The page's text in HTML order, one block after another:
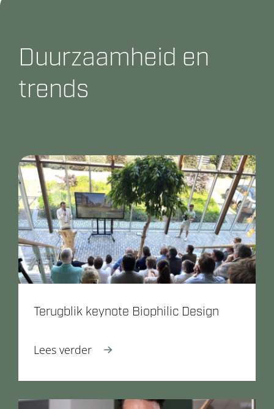
Duurzaamheid en
trends
Terugblik keynote Biophilic Design
Lees verder